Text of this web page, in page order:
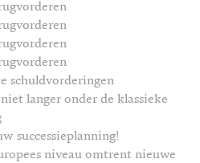
schuldvorderingen
langer onder de klassieke
successieplanning!
niveau omtrent nieuwe